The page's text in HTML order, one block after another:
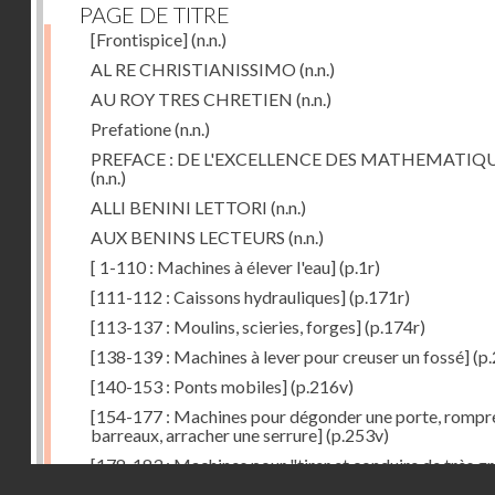
PAGE DE TITRE
[Frontispice](n.n.)
AL RE CHRISTIANISSIMO (n.n.)
AU ROY TRES CHRETIEN (n.n.)
Prefatione(n.n.)
PREFACE : DE L'EXCELLENCE DES
(n.n.)
ALLI BENINI LETTORI (n.n.)
AUX BENINS LECTEURS (n.n.)
[ 1-110 : Machines à élever l'eau](p.1r)
[111-112 : Caissons hydrauliques](p.171r)
[113-137 : Moulins, scieries, forges](p.174r)
[138-139 : Machines à lever pour creuser un fossé]
[140-153 : Ponts mobiles](p.216v)
[154-177 : Machines pour dégonder une porte,
barreaux, arracher une serrure](p.253v)
[178-183 : Machines pour "tirer et conduire de très